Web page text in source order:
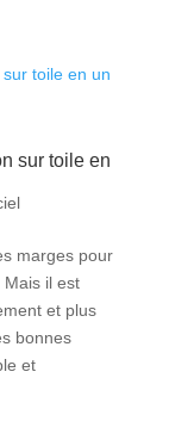
sur toile en
marges pour
il est
et plus
bonnes
et